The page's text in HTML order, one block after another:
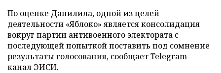
По оценке Данилила, одной из целей
деятельности «Яблоко» является консолидация
вокруг партии антивоенного электората с
последующей попыткой поставить под сомнение
результаты голосования, сообщаетTelegram-
канал ЭИСИ.